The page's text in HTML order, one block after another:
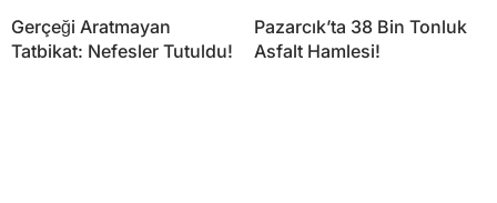
Gerçeği Aratmayan
Tatbikat: Nefesler Tutuldu!
Pazarcık’ta 38 Bin Tonluk
Asfalt Hamlesi!